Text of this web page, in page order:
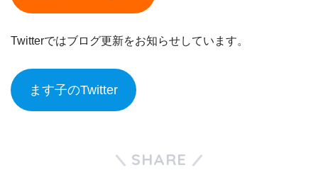
Twitterではブログ更新をお知らせしています。
ます子のTwitter
SHARE